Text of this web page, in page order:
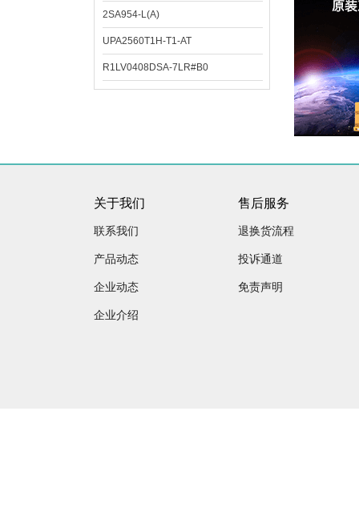
2SA954-L(A)
UPA2560T1H-T1-AT
R1LV0408DSA-7LR#B0
关于我们
联系我们
产品动态
企业动态
企业介绍
售后服务
退换货流程
投诉通道
免责声明